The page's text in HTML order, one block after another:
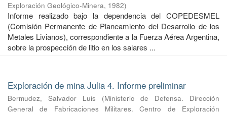
Exploración Geológico-Minera, 1982)
Informe realizado bajo la dependencia del COPEDESMEL
(Comisión Permanente de Planeamiento del Desarrollo de los
Metales Livianos), correspondiente a la Fuerza Aérea Argentina,
sobre la prospección de litio en los salares ...
Exploración de mina Julia 4. Informe preliminar
Bermudez, Salvador Luis (Ministerio de Defensa. Dirección
General de Fabricaciones Militares. Centro de Exploración